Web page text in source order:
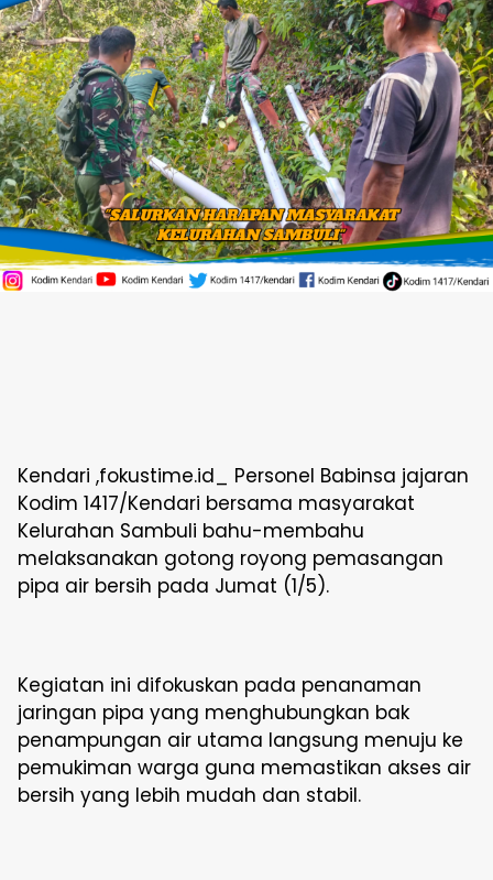
Kendari ,fokustime.id_ Personel Babinsa jajaran
Kodim 1417/Kendari bersama masyarakat
Kelurahan Sambuli bahu-membahu
melaksanakan gotong royong pemasangan
pipa air bersih pada Jumat (1/5).
Kegiatan ini difokuskan pada penanaman
jaringan pipa yang menghubungkan bak
penampungan air utama langsung menuju ke
pemukiman warga guna memastikan akses air
bersih yang lebih mudah dan stabil.